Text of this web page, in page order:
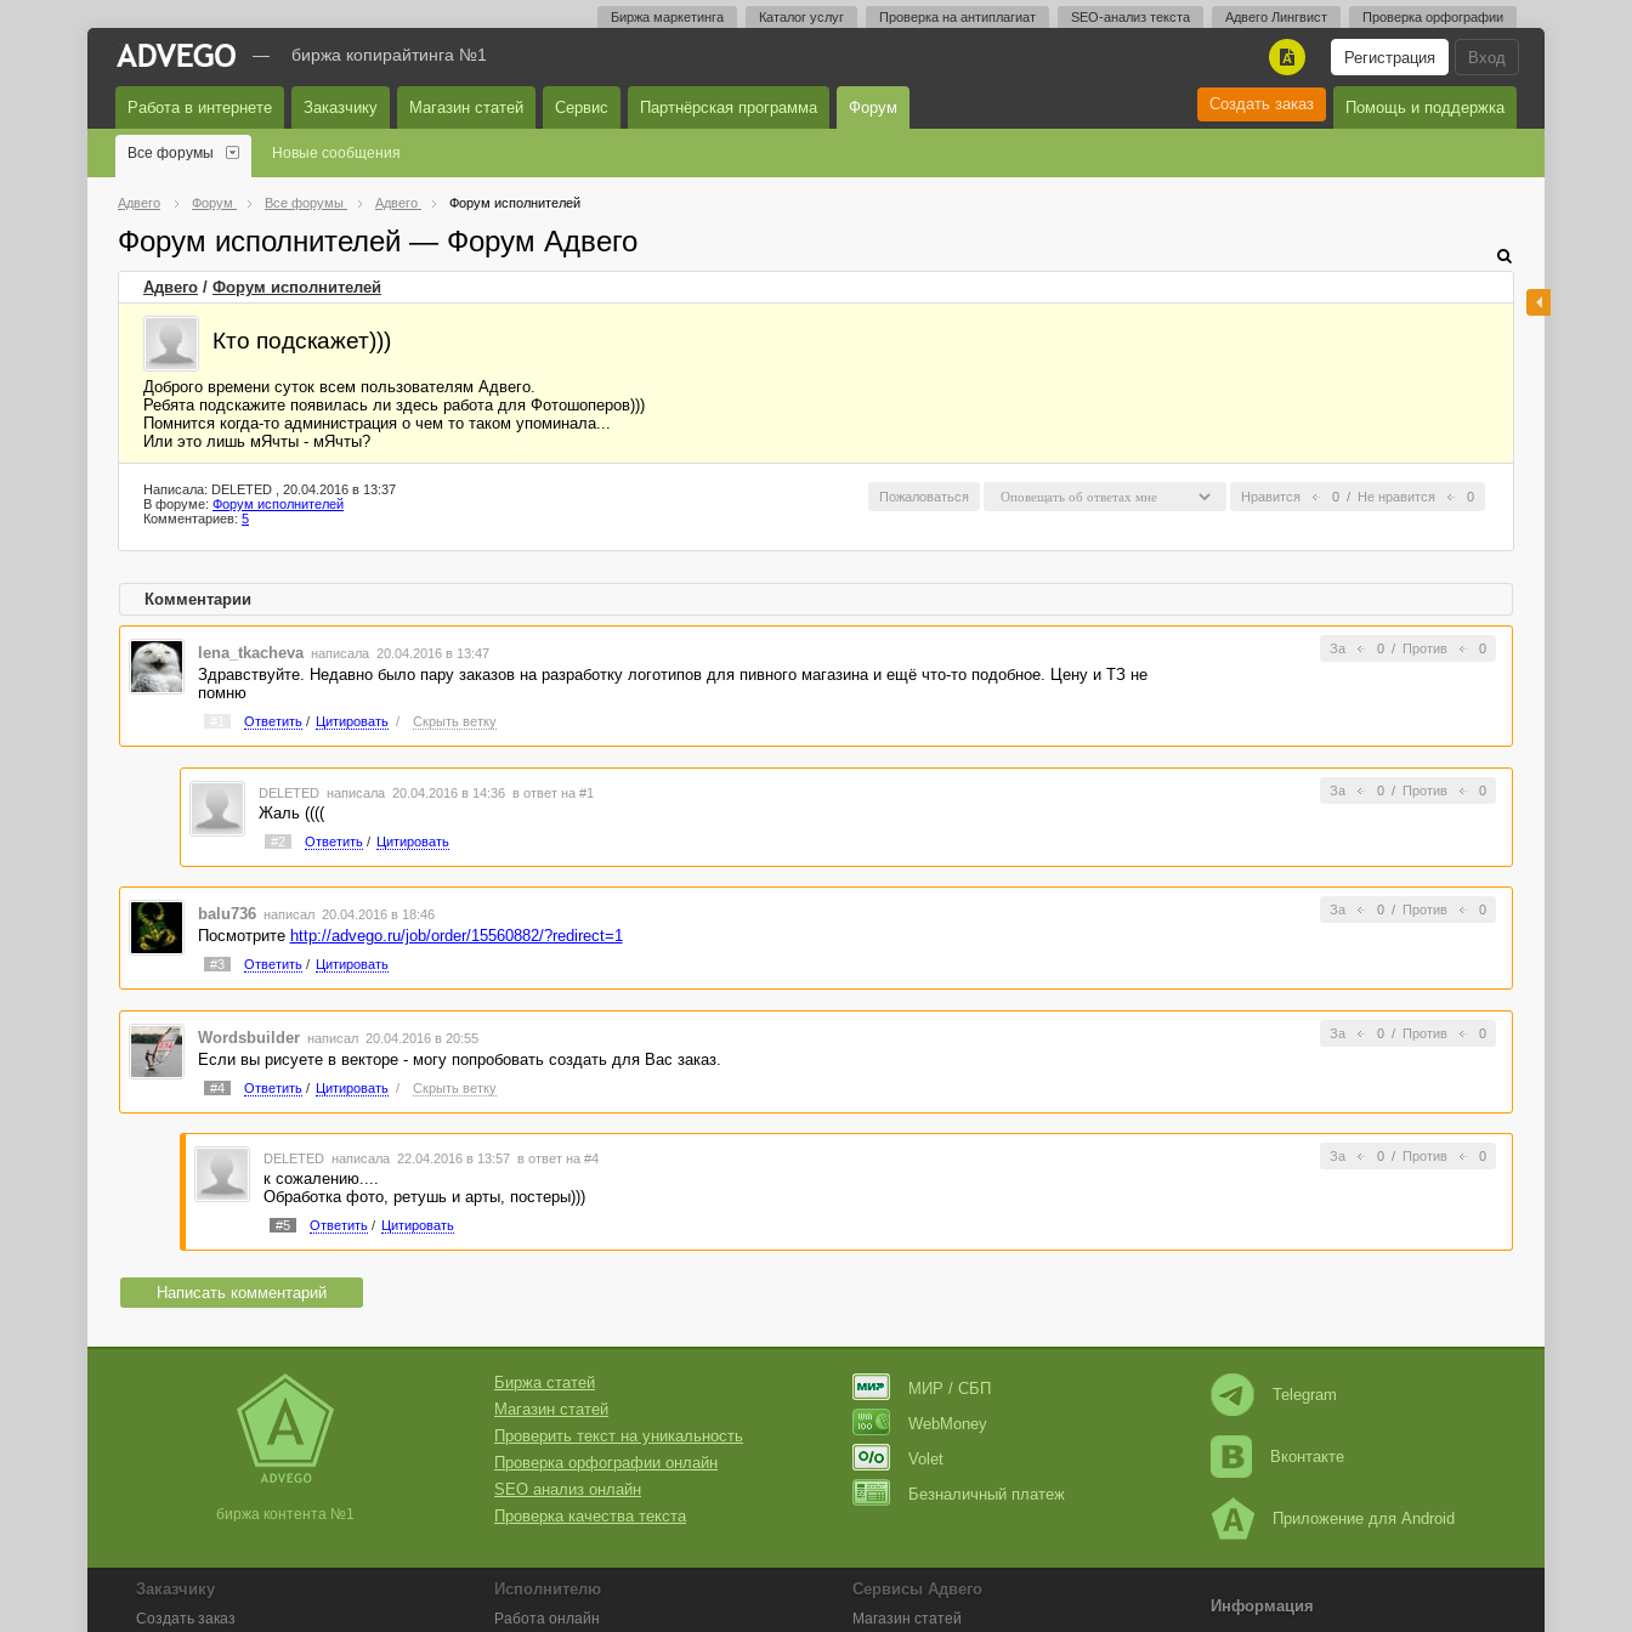
Биржа маркетинга Каталог услуг Проверка на антиплагиат SEO-анализ текста Адвего Лингвист Проверка орфографии
Вход
Регистрация
A
— биржа копирайтинга №1
Работа в интернете Заказчику Магазин статей Сервис Партнёрская программа Форум Помощь и поддержка
Создать заказ
Все форумы Новые сообщения
Адвего Форум Все форумы Адвего Форум исполнителей
Форум исполнителей — Форум Адвего
Адвего / Форум исполнителей
Кто подскажет)))
Доброго времени суток всем пользователям Адвего.
Ребята подскажите появилась ли здесь работа для Фотошоперов)))
Помнится когда-то администрация о чем то таком упоминала...
Или это лишь мЯчты - мЯчты?
Нравится 0 / Не нравится 0
Пожаловаться
Написала: DELETED , 20.04.2016 в 13:37
В форуме: Форум исполнителей
Комментариев: 5
Комментарии
За 0/ Против 0
lena_tkacheva написала 20.04.2016 в 13:47
Здравствуйте. Недавно было пару заказов на разработку логотипов для пивного магазина и ещё что-то подобное. Цену и ТЗ не
помню
Ответить/ Цитировать / Скрыть ветку
За 0/ Против 0
DELETED написала 20.04.2016 в 14:36 в ответ на #1
Жаль ((((
#2 Ответить/ Цитировать
За 0/ Против 0
balu736 написал 20.04.2016 в 18:46
Посмотрите http://advego.ru/job/order/15560882/?redirect=1
#3 Ответить/ Цитировать
За 0/ Против 0
Wordsbuilder написал 20.04.2016 в 20:55
Если вы рисуете в векторе - могу попробовать создать для Вас заказ.
#4 Ответить/ Цитировать / Скрыть ветку
За 0/ Против 0
DELETED написала 22.04.2016 в 13:57 в ответ на #4
к сожалению....
Обработка фото, ретушь и арты, постеры)))
#5 Ответить/ Цитировать
Написать комментарий
биржа контента №1
Биржа статей
Магазин статей
Проверить текст на уникальность
Проверка орфографии онлайн
SEO анализ онлайн
Проверка качества текста
МИР / СБП
WebMoney
Volet
Безналичный платеж
Telegram
Вконтакте
Приложение для Android
Заказчику
Создать заказ
Исполнителю
Работа онлайн
Сервисы Адвего
Магазин статей
Информация